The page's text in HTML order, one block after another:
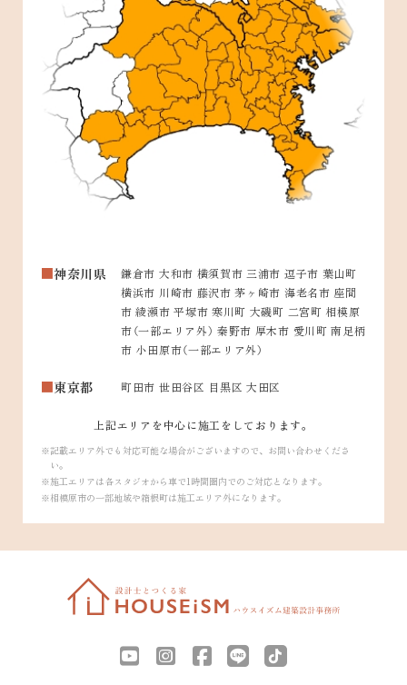
神奈川県
鎌倉市 大和市 横須賀市 三浦市 逗子市 葉山町
横浜市 川崎市 藤沢市 茅ヶ崎市 海老名市 座間
市 綾瀬市 平塚市 寒川町 大磯町 二宮町 相模原
市（一部エリア外） 秦野市 厚木市 愛川町 南足柄
市 小田原市（一部エリア外）
東京都 町田市 世田谷区 目黒区 大田区
上記エリアを中心に施工をしております。
記載エリア外でも対応可能な場合がございますので、お問い合わせくださ
い。
施工エリアは各スタジオから車で1時間圏内でのご対応となります。
相模原市の一部地域や箱根町は施工エリア外になります。